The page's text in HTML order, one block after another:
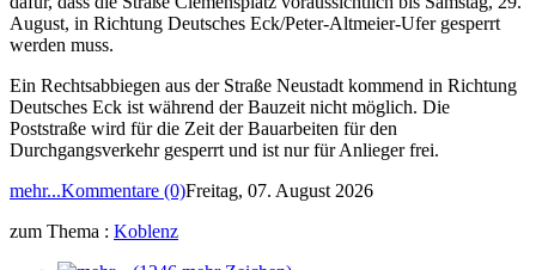
August, in Richtung Deutsches Eck/Peter-Altmeier-Ufer gesperrt
werden muss.
Ein Rechtsabbiegen aus der Straße Neustadt kommend in Richtung
Deutsches Eck ist während der Bauzeit nicht möglich. Die
Poststraße wird für die Zeit der Bauarbeiten für den
Durchgangsverkehr gesperrt und ist nur für Anlieger frei.
mehr...Kommentare (0)Freitag, 07. August 2026
zum Thema : Koblenz